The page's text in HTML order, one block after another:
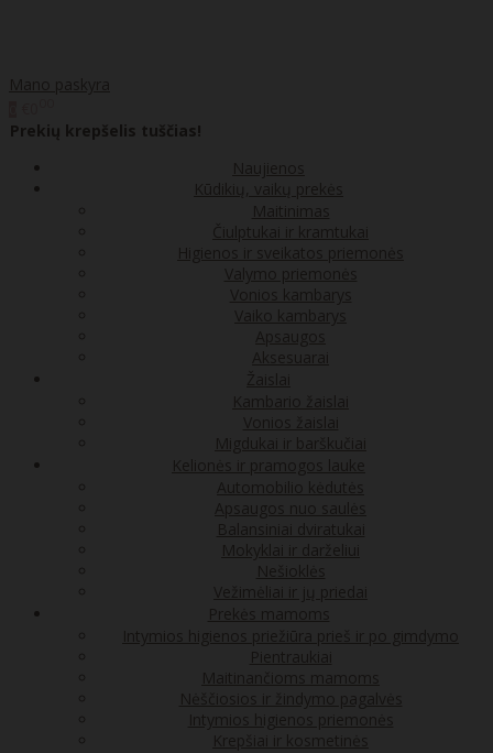
Mano paskyra
Prekių krepšelis tuščias!
Naujienos
Kūdikių, vaikų prekės
Maitinimas
Čiulptukai ir kramtukai
Higienos ir sveikatos priemonės
Valymo priemonės
Vonios kambarys
Vaiko kambarys
Apsaugos
Aksesuarai
Žaislai
Kambario žaislai
Vonios žaislai
Migdukai ir barškučiai
Kelionės ir pramogos lauke
Automobilio kėdutės
Apsaugos nuo saulės
Balansiniai dviratukai
Mokyklai ir darželiui
Nešioklės
Vežimėliai ir jų priedai
Prekės mamoms
Intymios higienos priežiūra prieš ir po gimdymo
Pientraukiai
Maitinančioms mamoms
Nėščiosios ir žindymo pagalvės
Intymios higienos priemonės
Krepšiai ir kosmetinės